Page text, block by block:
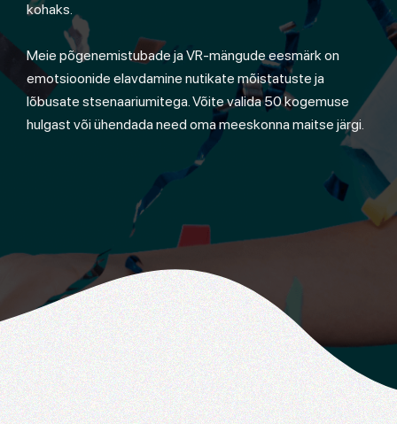
kohaks.
Meie põgenemistubade ja VR-mängude eesmärk on
emotsioonide elavdamine nutikate mõistatuste ja
lõbusate stsenaariumitega. Võite valida 50 kogemuse
hulgast või ühendada need oma meeskonna maitse järgi.